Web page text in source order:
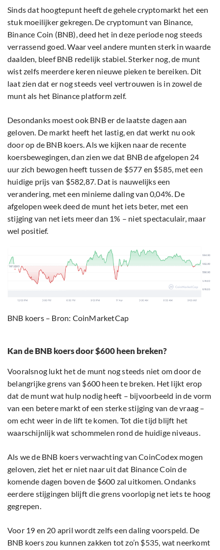
Sinds dat hoogtepunt heeft de gehele cryptomarkt het een
stuk moeilijker gekregen. De cryptomunt van Binance,
Binance Coin (BNB), deed het in deze periode nog steeds
verrassend goed. Waar veel andere munten sterk in waarde
daalden, bleef BNB redelijk stabiel. Sterker nog, de munt
wist zelfs meerdere keren nieuwe pieken te bereiken. Dit
laat zien dat er nog steeds veel vertrouwen is in zowel de
munt als het Binance platform zelf.
Desondanks moest ook BNB er de laatste dagen aan
geloven. De markt heeft het lastig, en dat werkt nu ook
door op de BNB koers. Als we kijken naar de recente
koersbewegingen, dan zien we dat BNB de afgelopen 24
uur zich bewogen heeft tussen de $577 en $585, met een
huidige prijs van $582,87. Dat is nauwelijks een
verandering, met een minieme daling van 0,04%. De
afgelopen week deed de munt het iets beter, met een
stijging van net iets meer dan 1% – niet spectaculair, maar
wel positief.
BNB koers – Bron: CoinMarketCap
Kan de BNB koers door $600 heen breken?
Vooralsnog lukt het de munt nog steeds niet om door de
belangrijke grens van $600 heen te breken. Het lijkt erop
dat de munt wat hulp nodig heeft – bijvoorbeeld in de vorm
van een betere markt of een sterke stijging van de vraag –
om echt weer in de lift te komen. Tot die tijd blijft het
waarschijnlijk wat schommelen rond de huidige niveaus.
Als we de BNB koers verwachting van CoinCodex mogen
geloven, ziet het er niet naar uit dat Binance Coin de
komende dagen boven de $600 zal uitkomen. Ondanks
eerdere stijgingen blijft die grens voorlopig net iets te hoog
gegrepen.
Voor 19 en 20 april wordt zelfs een daling voorspeld. De
BNB koers zou kunnen zakken tot zo’n $535, wat neerkomt